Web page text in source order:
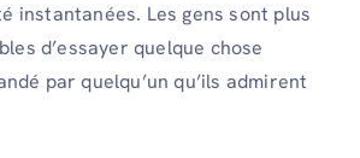
instantanées. Les gens sont plus
d’essayer quelque chose
par quelqu’un qu’ils admirent